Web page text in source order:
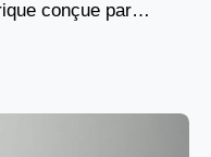
conçue par